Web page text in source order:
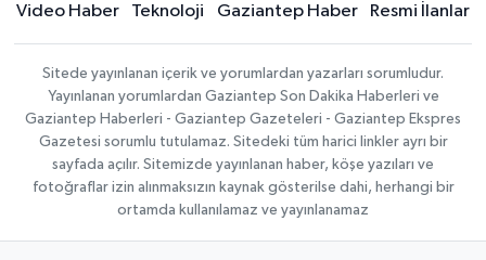
Video Haber
Teknoloji Gaziantep Haber Resmi İlanlar
Sitede yayınlanan içerik ve yorumlardan yazarları sorumludur.
Yayınlanan yorumlardan Gaziantep Son Dakika Haberleri ve
Gaziantep Haberleri - Gaziantep Gazeteleri - Gaziantep Ekspres
Gazetesi sorumlu tutulamaz. Sitedeki tüm harici linkler ayrı bir
sayfada açılır. Sitemizde yayınlanan haber, köşe yazıları ve
fotoğraflar izin alınmaksızın kaynak gösterilse dahi, herhangi bir
ortamda kullanılamaz ve yayınlanamaz